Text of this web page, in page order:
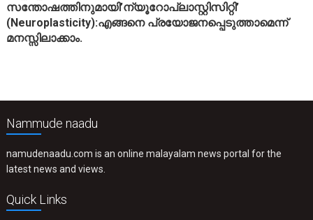
സന്തോഷത്തിനുമായി’ന്യൂറോപ്ലാസ്റ്റിസിറ്റി’
(Neuroplasticity):എങ്ങനെ പ്രയോജനപ്പെടുത്താമെന്ന്
മനസ്സിലാക്കാം.
Nammude naadu
namudenaadu.com is an online malayalam news portal for the
latest news and views.
Quick Links